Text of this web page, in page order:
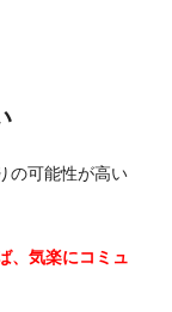
の可能性が高い
、気楽にコミュ